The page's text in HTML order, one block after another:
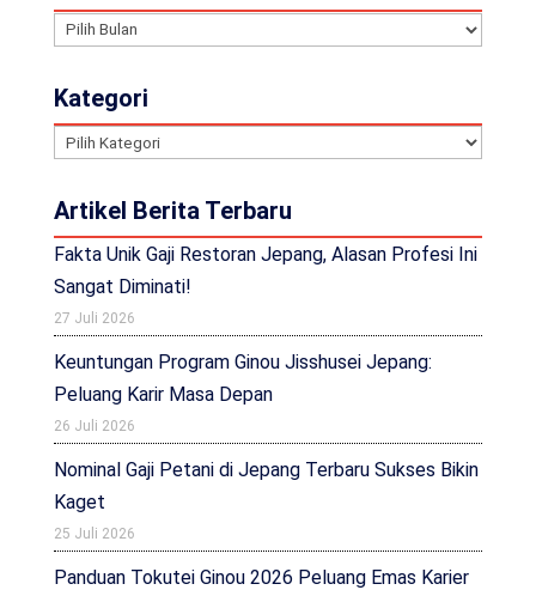
Indeks
Kategori
Kategori
Artikel Berita Terbaru
Fakta Unik Gaji Restoran Jepang, Alasan Profesi Ini
Sangat Diminati!
27 Juli 2026
Keuntungan Program Ginou Jisshusei Jepang:
Peluang Karir Masa Depan
26 Juli 2026
Nominal Gaji Petani di Jepang Terbaru Sukses Bikin
Kaget
25 Juli 2026
Panduan Tokutei Ginou 2026 Peluang Emas Karier